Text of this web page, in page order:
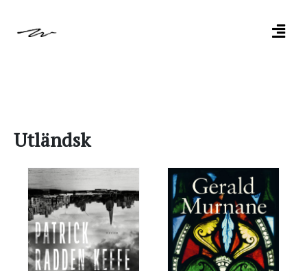
Utländsk